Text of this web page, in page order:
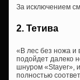
За исключением
2. Тетива
«В лес без ножа и
подойдет далеко
шнуром «Stayer»,
полностью